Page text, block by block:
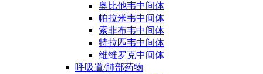
奥比他韦中间体
帕拉米韦中间体
索非布韦中间体
特拉匹韦中间体
维维罗克中间体
呼吸道/肺部药物